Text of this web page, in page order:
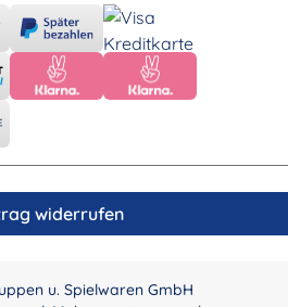
widerrufen
u. Spielwaren GmbH